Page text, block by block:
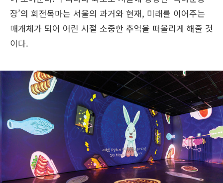
장’의 회전목마는 서울의 과거와 현재, 미래를 이어주는
매개체가 되어 어린 시절 소중한 추억을 떠올리게 해줄 것
이다.